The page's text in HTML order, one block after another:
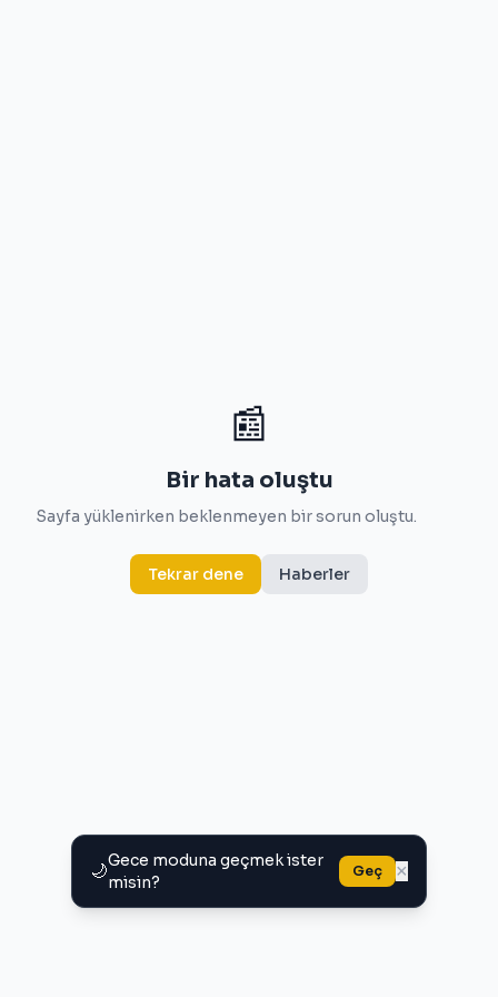
🌙Gece moduna geçmek ister
misin?
Geç ×
📰
Bir hata oluştu
Sayfa yüklenirken beklenmeyen bir sorun oluştu.
Tekrar dene Haberler